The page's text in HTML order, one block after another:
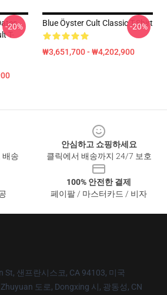
T-
-20% Blue Öyster Cult Classic T-Shirt
₩3,651,700 - ₩4,202,900
-20%
배송
안심하고 쇼핑하세요
클릭에서 배송까지 24/7 보호
100% 안전한 결제
페이팔 / 마스터카드 / 비자
St, 샌프란시스코, CA 94103, 미국
도로, Dongxing 시, 광동성, CN